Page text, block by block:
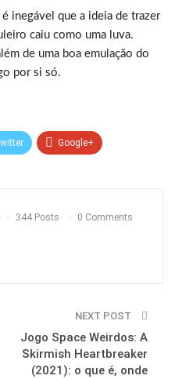
inegável que a ideia de trazer
caiu como uma luva.
de uma boa emulação do
por si só.
Google+
344 Posts 0 Comments
NEXT POST
Jogo Space Weirdos: A
Skirmish Heartbreaker
(2021): o que é, onde